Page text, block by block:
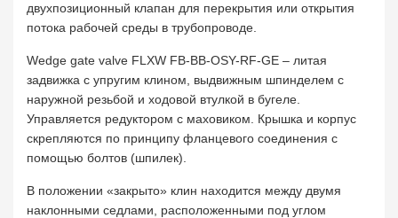
двухпозиционный клапан для перекрытия или открытия
потока рабочей среды в трубопроводе.
Wedge gate valve FLXW FB-BB-OSY-RF-GE – литая
задвижка с упругим клином, выдвижным шпинделем с
наружной резьбой и ходовой втулкой в бугеле.
Управляется редуктором с маховиком. Крышка и корпус
скрепляются по принципу фланцевого соединения с
помощью болтов (шпилек).
В положении «закрыто» клин находится между двумя
наклонными седлами, расположенными под углом